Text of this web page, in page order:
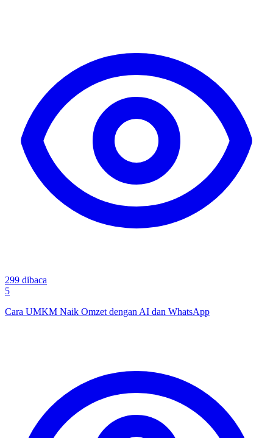
299 dibaca
5
Cara UMKM Naik Omzet dengan AI dan WhatsApp